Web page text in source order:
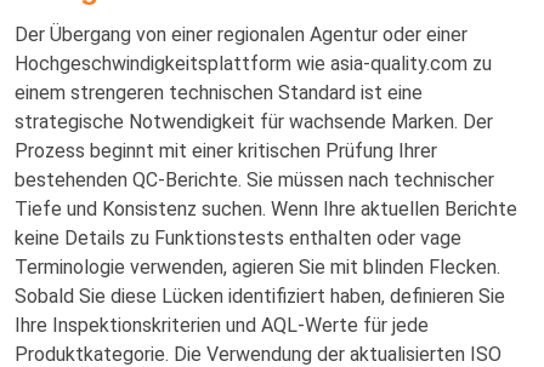
Der Übergang von einer regionalen Agentur oder einer
Hochgeschwindigkeitsplattform wie asia-quality.com zu
einem strengeren technischen Standard ist eine
strategische Notwendigkeit für wachsende Marken. Der
Prozess beginnt mit einer kritischen Prüfung Ihrer
bestehenden QC-Berichte. Sie müssen nach technischer
Tiefe und Konsistenz suchen. Wenn Ihre aktuellen Berichte
keine Details zu Funktionstests enthalten oder vage
Terminologie verwenden, agieren Sie mit blinden Flecken.
Sobald Sie diese Lücken identifiziert haben, definieren Sie
Ihre Inspektionskriterien und AQL-Werte für jede
Produktkategorie. Die Verwendung der aktualisierten ISO